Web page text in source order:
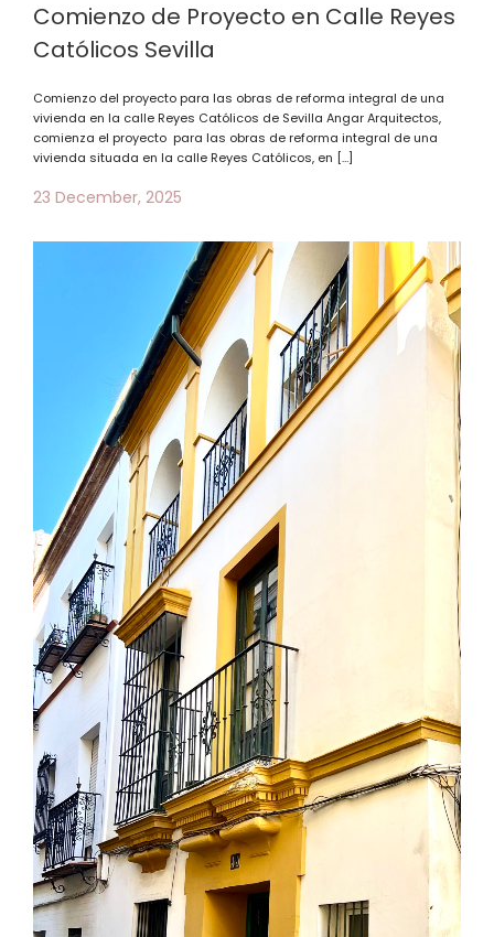
Comienzo de Proyecto en Calle Reyes
Católicos Sevilla
Comienzo del proyecto para las obras de reforma integral de una
vivienda en la calle Reyes Católicos de Sevilla Angar Arquitectos,
comienza el proyecto para las obras de reforma integral de una
vivienda situada en la calle Reyes Católicos, en […]
23 December, 2025